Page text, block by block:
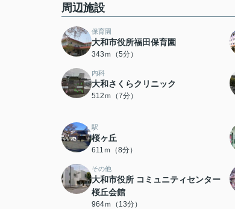
周辺施設
保育園
大和市役所福田保育園
343ｍ（5分）
内科
大和さくらクリニック
512ｍ（7分）
駅
桜ヶ丘
611ｍ（8分）
その他
大和市役所 コミュニティセンター
桜丘会館
964ｍ（13分）